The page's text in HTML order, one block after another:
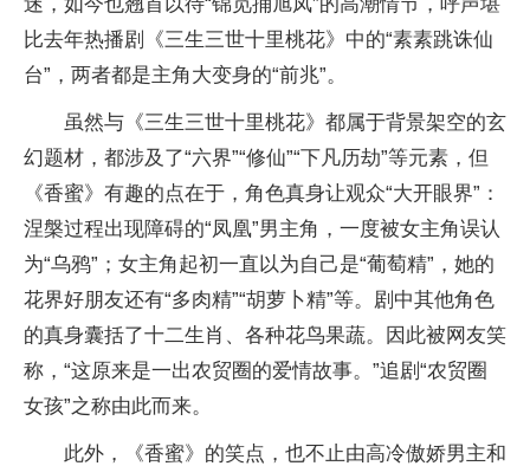
比去年热播剧《三生三世十里桃花》中的“素素跳诛仙
台”，两者都是主角大变身的“前兆”。
虽然与《三生三世十里桃花》都属于背景架空的玄
幻题材，都涉及了“六界”“修仙”“下凡历劫”等元素，但
《香蜜》有趣的点在于，角色真身让观众“大开眼界”：
涅槃过程出现障碍的“凤凰”男主角，一度被女主角误认
为“乌鸦”；女主角起初一直以为自己是“葡萄精”，她的
花界好朋友还有“多肉精”“胡萝卜精”等。剧中其他角色
的真身囊括了十二生肖、各种花鸟果蔬。因此被网友笑
称，“这原来是一出农贸圈的爱情故事。”追剧“农贸圈
女孩”之称由此而来。
此外，《香蜜》的笑点，也不止由高冷傲娇男主和